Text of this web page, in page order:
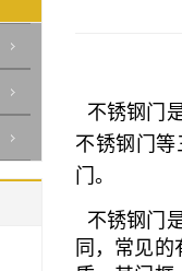
不锈钢门
不锈钢门
门。
不锈钢门
同，常见